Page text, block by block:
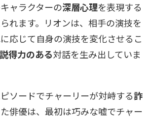
ャラクターの深層心理を表現する
れます。リオンは、相手の演技を
応じて自身の演技を変化させるこ
得力のある対話を生み出していま
ソードでチャーリーが対峙する詐
俳優は、最初は巧みな嘘でチャー